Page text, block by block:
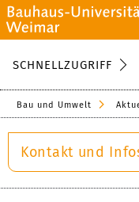
SCHNELLZUGRIFF
Bau und Umwelt
Kontakt und